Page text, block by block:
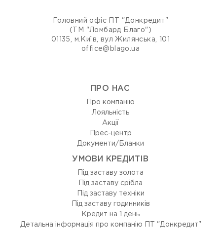
Головний офіс ПТ "Донкредит"
(ТМ "Ломбард Благо")
01135, м.Київ, вул Жилянська, 101
office@blago.ua
ПРО НАС
Про компанію
Лояльність
Акції
Прес-центр
Документи/Бланки
УМОВИ КРЕДИТІВ
Під заставу золота
Під заставу срібла
Під заставу техніки
Під заставу годинників
Кредит на 1 день
Детальна інформація про компанію ПТ "Донкредит"